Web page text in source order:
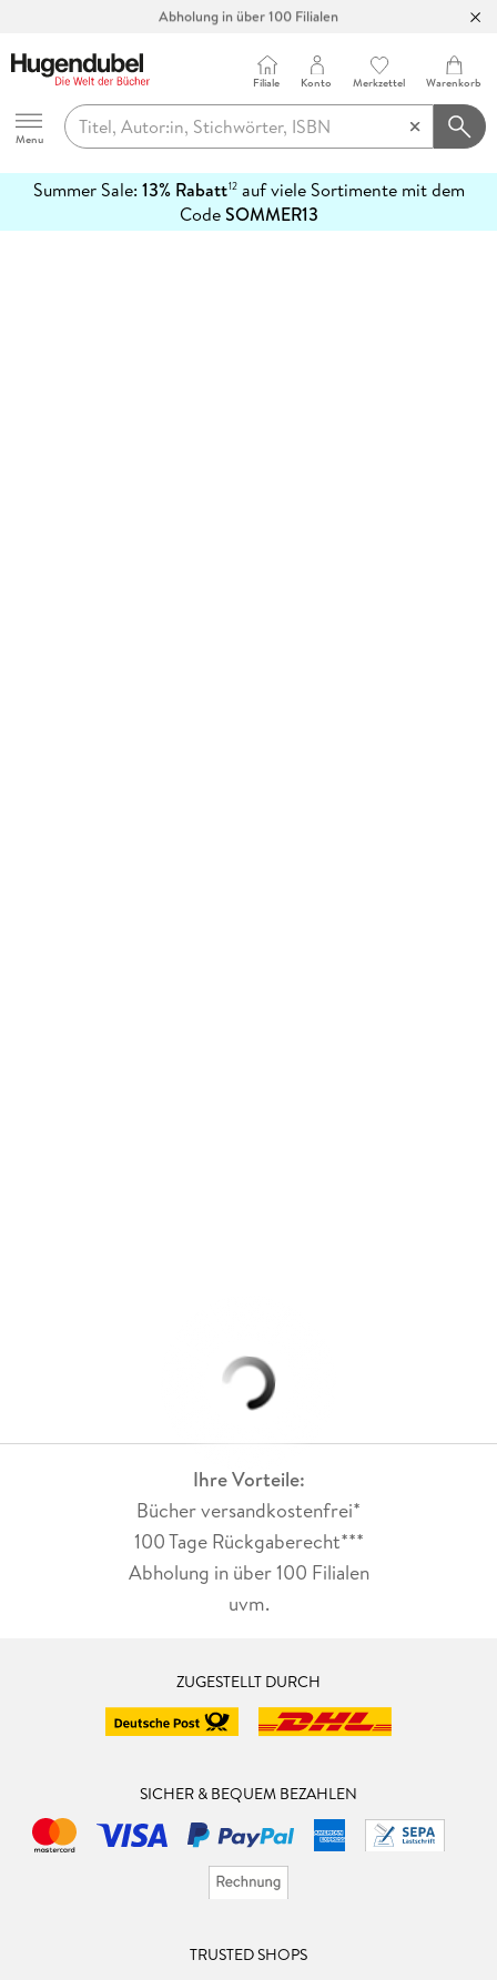
Abholung in über 100 Filialen
Hugendubel
Menu
Filiale Konto Merkzettel Warenkorb
Summer Sale: 13% Rabatt12auf viele Sortimente mit dem
CodeSOMMER13
erfahren
Ihre Vorteile:
Bücher versandkostenfrei*
100 Tage Rückgaberecht***
Abholung in über 100 Filialen
uvm.
ZUGESTELLT DURCH
SICHER & BEQUEM BEZAHLEN
TRUSTED SHOPS